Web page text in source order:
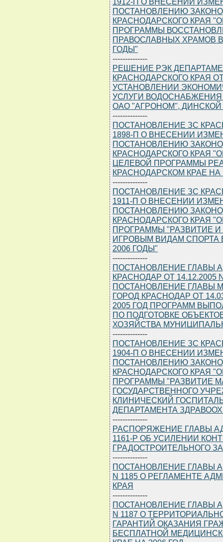
ПОСТАНОВЛЕНИЮ
КРАСНОДАРСКОГО КРАЯ
ПРОГРАММЫ
ПРАВОСЛАВНЫХ ХРАМОВ В
ГОДЫ"
--------------
РЕШЕНИЕ РЭК
КРАСНОДАРСКОГО КРАЯ ОТ
УСТАНОВЛЕНИИ
УСЛУГИ
ОАО "АГРОНОМ",
--------------
ПОСТАНОВЛЕНИЕ ЗС
1898-П О ВНЕСЕНИИ
ПОСТАНОВЛЕНИЮ
КРАСНОДАРСКОГО КРАЯ
ЦЕЛЕВОЙ ПРОГРАММЫ
КРАСНОДАРСКОМ КРАЕ НА
--------------
ПОСТАНОВЛЕНИЕ ЗС
1911-П О ВНЕСЕНИИ
ПОСТАНОВЛЕНИЮ
КРАСНОДАРСКОГО КРАЯ
ПРОГРАММЫ "РАЗВИТИЕ
ИГРОВЫМ ВИДАМ СПОРТА
2006 ГОДЫ"
--------------
ПОСТАНОВЛЕНИЕ ГЛАВЫ
КРАСНОДАР ОТ
ПОСТАНОВЛЕНИЕ ГЛАВЫ
ГОРОД КРАСНОДАР ОТ
2005 ГОД ПРОГРАММ
ПО ПОДГОТОВКЕ
ХОЗЯЙСТВА
--------------
ПОСТАНОВЛЕНИЕ ЗС
1904-П О ВНЕСЕНИИ
ПОСТАНОВЛЕНИЮ
КРАСНОДАРСКОГО КРАЯ
ПРОГРАММЫ "РАЗВИТИЕ
ГОСУДАРСТВЕННОГО
КЛИНИЧЕСКИЙ
ДЕПАРТАМЕНТА
--------------
РАСПОРЯЖЕНИЕ ГЛАВЫ
1161-Р ОБ УСИЛЕНИИ
ГРАДОСТРОИТЕЛЬНОГО
--------------
ПОСТАНОВЛЕНИЕ ГЛАВЫ
N 1185 О РЕГЛАМЕНТЕ
КРАЯ
--------------
ПОСТАНОВЛЕНИЕ ГЛАВЫ
N 1187 О
ГАРАНТИЙ ОКАЗАНИЯ
БЕСПЛАТНОЙ